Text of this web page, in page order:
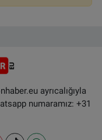
ayrıcalığıyla
numaramız: +31